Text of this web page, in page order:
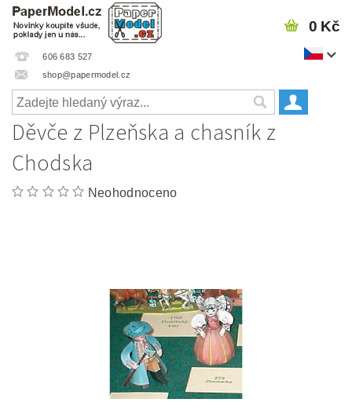
606 683 527
shop@papermodel.cz
0 Kč
Děvče z Plzeňska a chasník z
Chodska
Neohodnoceno